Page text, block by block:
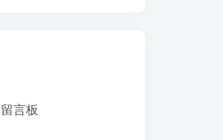
留言板